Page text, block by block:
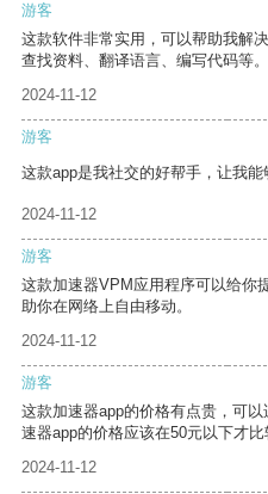
游客
这款软件非常实用，可以帮助我解
查找资料、翻译语言、编写代码等。
2024-11-12
游客
这款app是我社交的好帮手，让我能
2024-11-12
游客
这款加速器VPM应用程序可以给你
助你在网络上自由移动。
2024-11-12
游客
这款加速器app的价格有点贵，可
速器app的价格应该在50元以下才比
2024-11-12